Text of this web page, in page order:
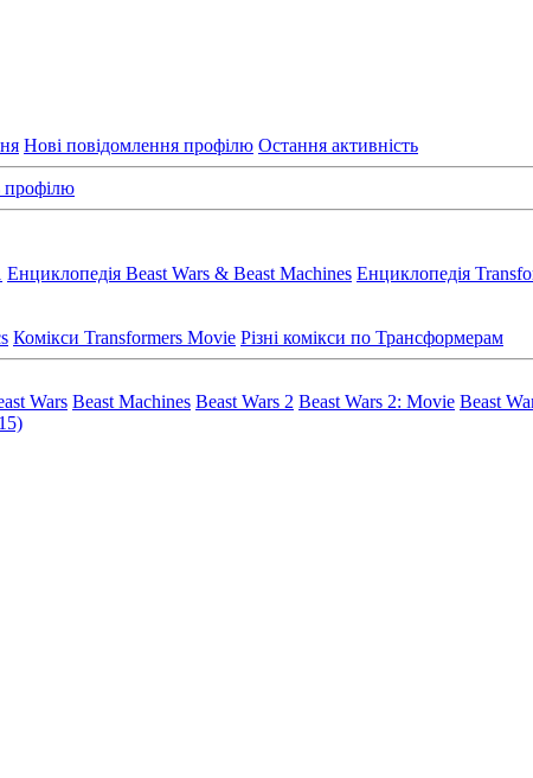
Нові повідомлення профілю Остання активність
профілю
Енциклопедія Beast Wars & Beast Machines Енциклопедія
Комікси Transformers Movie Різні комікси по Трансформерам
Wars Beast Machines Beast Wars 2 Beast Wars 2: Movie Beast